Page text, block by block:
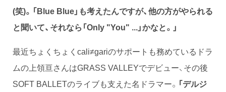
(笑)。「Blue Blue」も考えたんですが、他の方がやられる
と聞いて、それなら「Only "You" ...」かなと。」
最近ちょくちょくcali≠gariのサポートも務めているドラ
ムの上領亘さんはGRASS VALLEYでデビュー、その後
SOFT BALLETのライブも支えた名ドラマー。 「デルジ